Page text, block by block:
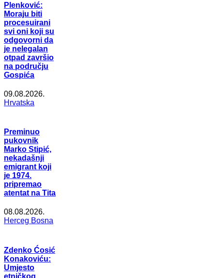
Plenković:
Moraju biti
procesuirani
svi oni koji su
odgovorni da
je nelegalan
otpad završio
na području
Gospića
09.08.2026.
Hrvatska
Preminuo
pukovnik
Marko Stipić,
nekadašnji
emigrant koji
je 1974.
pripremao
atentat na Tita
08.08.2026.
Herceg Bosna
Zdenko Ćosić
Konakoviću:
Umjesto
etničkog